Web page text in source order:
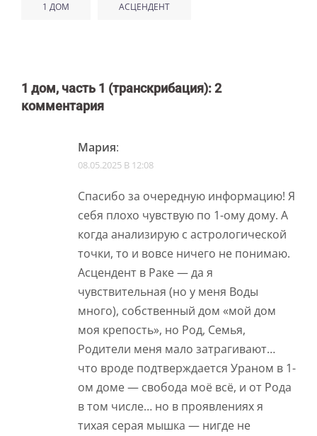
1 ДОМ АСЦЕНДЕНТ
1 дом, часть 1 (транскрибация): 2
комментария
Мария:
08.05.2025 В 12:08
Спасибо за очередную информацию! Я
себя плохо чувствую по 1-ому дому. А
когда анализирую с астрологической
точки, то и вовсе ничего не понимаю.
Асцендент в Раке — да я
чувствительная (но у меня Воды
много), собственный дом «мой дом
моя крепость», но Род, Семья,
Родители меня мало затрагивают…
что вроде подтверждается Ураном в 1-
ом доме — свобода моё всё, и от Рода
в том числе… но в проявлениях я
тихая серая мышка — нигде не